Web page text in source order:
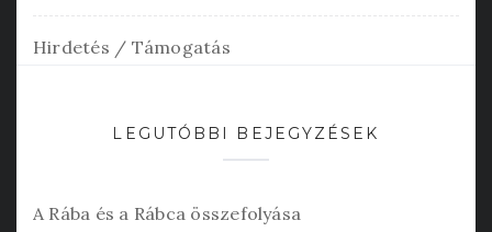
Hirdetés / Támogatás
LEGUTÓBBI BEJEGYZÉSEK
A Rába és a Rábca összefolyása